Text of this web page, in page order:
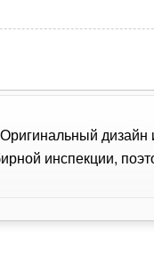
дизайн
инспекции,